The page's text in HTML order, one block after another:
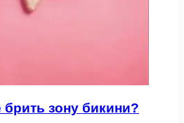
зону бикини?